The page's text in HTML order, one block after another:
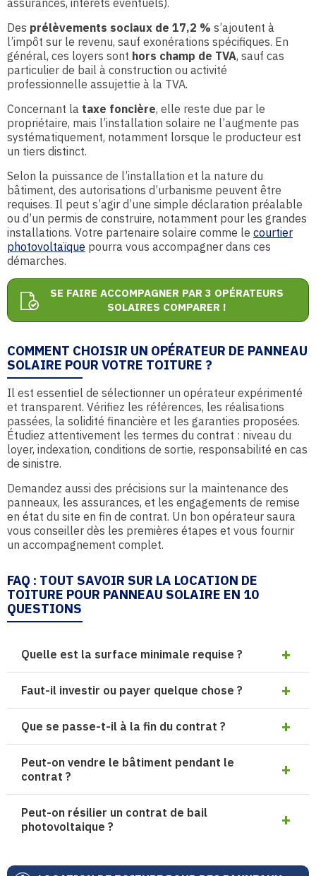
assurances, intérêts éventuels).
Des prélèvements sociaux de 17,2 % s’ajoutent à
l’impôt sur le revenu, sauf exonérations spécifiques. En
général, ces loyers sont hors champ de TVA, sauf cas
particulier de bail à construction ou activité
professionnelle assujettie à la TVA.
Concernant la taxe foncière, elle reste due par le
propriétaire, mais l’installation solaire ne l’augmente pas
systématiquement, notamment lorsque le producteur est
un tiers distinct.
Selon la puissance de l’installation et la nature du
bâtiment, des autorisations d’urbanisme peuvent être
requises. Il peut s’agir d’une simple déclaration préalable
ou d’un permis de construire, notamment pour les grandes
installations. Votre partenaire solaire comme le courtier
photovoltaïque pourra vous accompagner dans ces
démarches.
SE FAIRE ACCOMPAGNER PAR 3 OPÉRATEURS
SOLAIRES COMPARER !
COMMENT CHOISIR UN OPÉRATEUR DE PANNEAU
SOLAIRE POUR VOTRE TOITURE ?
Il est essentiel de sélectionner un opérateur expérimenté
et transparent. Vérifiez les références, les réalisations
passées, la solidité financière et les garanties proposées.
Étudiez attentivement les termes du contrat : niveau du
loyer, indexation, conditions de sortie, responsabilité en cas
de sinistre.
Demandez aussi des précisions sur la maintenance des
panneaux, les assurances, et les engagements de remise
en état du site en fin de contrat. Un bon opérateur saura
vous conseiller dès les premières étapes et vous fournir
un accompagnement complet.
FAQ : TOUT SAVOIR SUR LA LOCATION DE
TOITURE POUR PANNEAU SOLAIRE EN 10
QUESTIONS
Quelle est la surface minimale requise ?
Faut-il investir ou payer quelque chose ?
Que se passe-t-il à la fin du contrat ?
Peut-on vendre le bâtiment pendant le
contrat ?
Peut-on résilier un contrat de bail
photovoltaique ?